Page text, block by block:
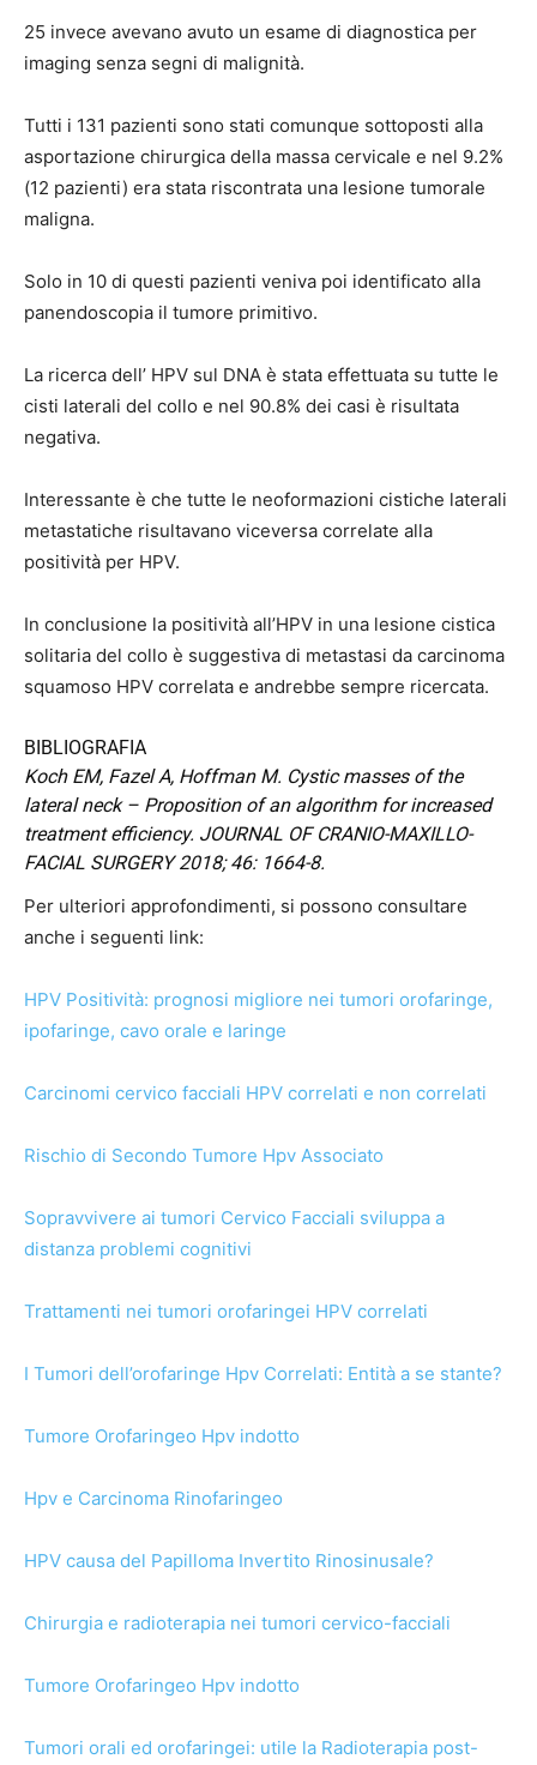
25 invece avevano avuto un esame di diagnostica per
imaging senza segni di malignità.
Tutti i 131 pazienti sono stati comunque sottoposti alla
asportazione chirurgica della massa cervicale e nel 9.2%
(12 pazienti) era stata riscontrata una lesione tumorale
maligna.
Solo in 10 di questi pazienti veniva poi identificato alla
panendoscopia il tumore primitivo.
La ricerca dell’ HPV sul DNA è stata effettuata su tutte le
cisti laterali del collo e nel 90.8% dei casi è risultata
negativa.
Interessante è che tutte le neoformazioni cistiche laterali
metastatiche risultavano viceversa correlate alla
positività per HPV.
In conclusione la positività all’HPV in una lesione cistica
solitaria del collo è suggestiva di metastasi da carcinoma
squamoso HPV correlata e andrebbe sempre ricercata.
BIBLIOGRAFIA
Koch EM, Fazel A, Hoffman M. Cystic masses of the
lateral neck – Proposition of an algorithm for increased
treatment efficiency. JOURNAL OF CRANIO-MAXILLO-
FACIAL SURGERY 2018; 46: 1664-8.
Per ulteriori approfondimenti, si possono consultare
anche i seguenti link:
HPV Positività: prognosi migliore nei tumori orofaringe,
ipofaringe, cavo orale e laringe
Carcinomi cervico facciali HPV correlati e non correlati
Rischio di Secondo Tumore Hpv Associato
Sopravvivere ai tumori Cervico Facciali sviluppa a
distanza problemi cognitivi
Trattamenti nei tumori orofaringei HPV correlati
I Tumori dell’orofaringe Hpv Correlati: Entità a se stante?
Tumore Orofaringeo Hpv indotto
Hpv e Carcinoma Rinofaringeo
HPV causa del Papilloma Invertito Rinosinusale?
Chirurgia e radioterapia nei tumori cervico-facciali
Tumore Orofaringeo Hpv indotto
Tumori orali ed orofaringei: utile la Radioterapia post-